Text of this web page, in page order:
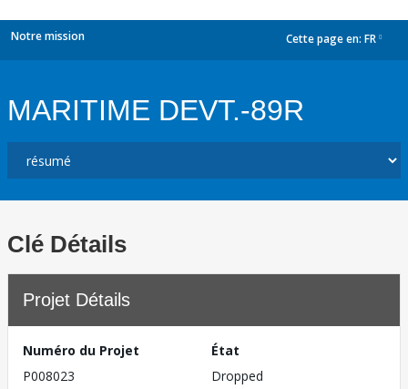
Notre mission Cette page en: FR
MARITIME DEVT.-89R
Clé Détails
Projet Détails
Numéro du Projet
P008023
État
Dropped